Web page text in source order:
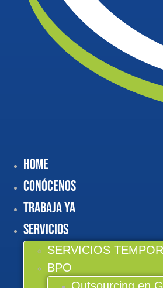
Home
Conócenos
Trabaja Ya
Servicios
SERVICIOS
BPO